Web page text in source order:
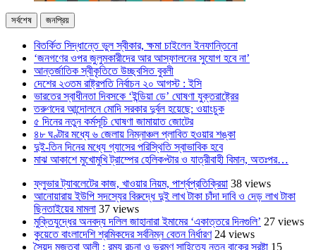
সর্বশেষ জনপ্রিয়
বিতর্কিত সিদ্ধান্তে ভুল স্বীকার, ক্ষমা চাইলেন ইনফান্তিনো
‘জনগণের ওপর জুলুমকারীদের আর আস্ফালনের সুযোগ হবে না’
আন্তর্জাতিক স্বীকৃতিতে উচ্ছ্বসিত বুবলী
দেশের ২৩তম রাষ্ট্রপতি নির্বাচন ২০ আগস্ট : ইসি
ভারতের স্বাধীনতা দিবসকে ‘ইন্ডিয়া ডে’ ঘোষণা যুক্তরাষ্ট্রের
তরুণদের আন্দোলনে মোদি সরকার দুর্বল হয়েছে: ওয়াংচুক
৫ দিনের নতুন কর্মসূচি ঘোষণা জামায়াত জোটের
৪৮ ঘণ্টার মধ্যে ৬ জেলায় নিম্নাঞ্চল প্লাবিত হওয়ার শঙ্কা
দুই-তিন দিনের মধ্যে গ্যাসের পরিস্থিতি স্বাভাবিক হবে
মাঝ আকাশে মুখোমুখি ট্রাম্পের হেলিকপ্টার ও যাত্রীবাহী বিমান, অতঃপর…
ফ্লুভার ট্যাবলেটের কাজ, খাওয়ার নিয়ম, পার্শ্বপ্রতিক্রিয়া 38 views
আনোয়ারায় ইউপি সদস্যের বিরুদ্ধে দুই লাখ টাকা চাঁদা দাবি ও দেড় লাখ টাকা
ছিনতাইয়ের মামলা 37 views
মুক্তিযুদ্ধের অনবদ্য দলিল জাহানারা ইমামের ‘একাত্তরে দিনগুলি’ 27 views
কুয়েতে বাংলাদেশি শ্রমিকদের সর্বনিম্ন বেতন নির্ধারণ 24 views
সৈয়দ মুজতবা আলী : রম্য রচনা ও ভ্রমণ সাহিত্যে নতুন বাকের স্রষ্টা 15